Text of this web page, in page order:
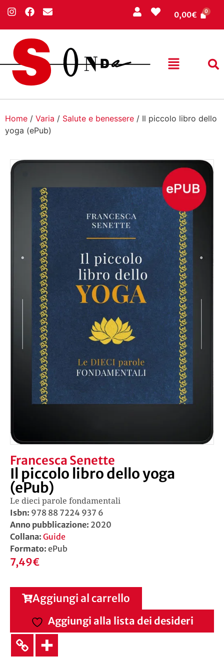
0,00€
Home / Varia / Salute e benessere / Il piccolo libro dello
yoga (ePub)
Francesca Senette
Il piccolo libro dello yoga
(ePub)
Le dieci parole fondamentali
Isbn: 978 88 7224 937 6
Anno pubblicazione: 2020
Collana: Guide
Formato: ePub
7,49€
Aggiungi al carrello
Aggiungi alla lista dei desideri